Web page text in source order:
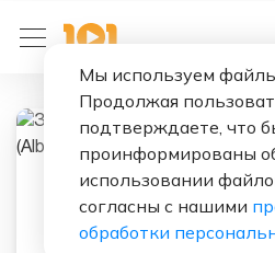
Мы используем
Продолжая
подтверждаете, что
проинформированы
использовании
согласны с нашими
обработки